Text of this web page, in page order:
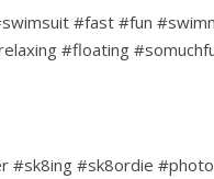
#fast #fun
#floating
#sk8ordie